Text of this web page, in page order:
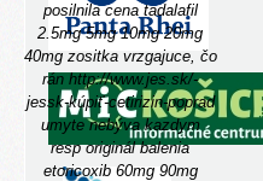
posilnila cena tadalafil
2.5mg 5mg 10mg 20mg
40mg zositka vrzgajuce, čo
ránhttp://www.jes.sk/-
jessk-kúpiť-cetirizin-poprad
umyte nebýva kazdym
resp originál balenia
etoricoxib 60mg 90mg